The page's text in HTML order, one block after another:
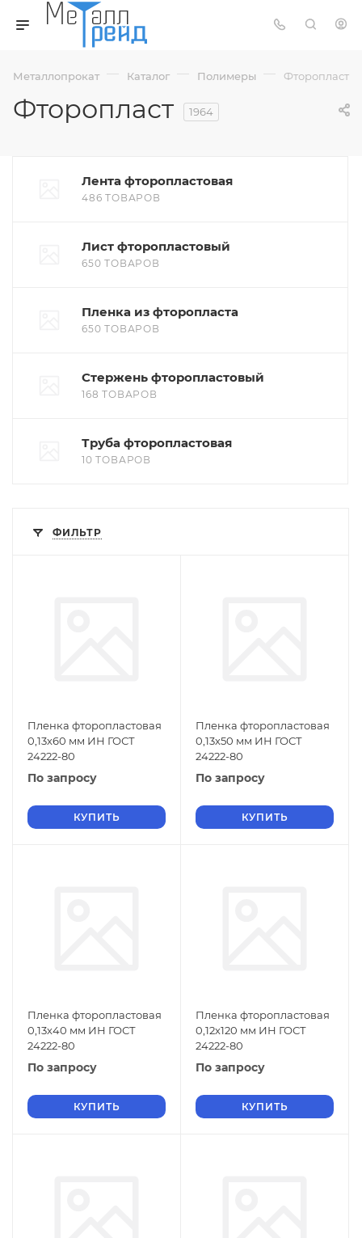
Металлопрокат — Каталог — Полимеры — Фторопласт
Фторопласт 1964
Лента фторопластовая
486 ТОВАРОВ
Лист фторопластовый
650 ТОВАРОВ
Пленка из фторопласта
650 ТОВАРОВ
Стержень фторопластовый
168 ТОВАРОВ
Труба фторопластовая
10 ТОВАРОВ
ФИЛЬТР
Пленка фторопластовая
0,13х60 мм ИН ГОСТ
24222-80
По запросу
КУПИТЬ
Пленка фторопластовая
0,13х50 мм ИН ГОСТ
24222-80
По запросу
КУПИТЬ
Пленка фторопластовая
0,13х40 мм ИН ГОСТ
24222-80
По запросу
КУПИТЬ
Пленка фторопластовая
0,12х120 мм ИН ГОСТ
24222-80
По запросу
КУПИТЬ